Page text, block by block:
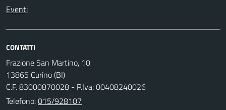
Eventi
CONTATTI
Frazione San Martino, 10
13865 Curino (BI)
C.F. 83000870028 - P.Iva: 00408240026
Telefono:015/928107